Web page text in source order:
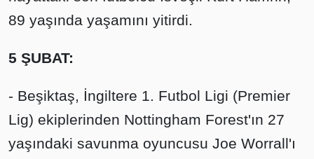
89 yaşında yaşamını yitirdi.
5 ŞUBAT:
- Beşiktaş, İngiltere 1. Futbol Ligi (Premier
Lig) ekiplerinden Nottingham Forest'ın 27
yaşındaki savunma oyuncusu Joe Worrall'ı